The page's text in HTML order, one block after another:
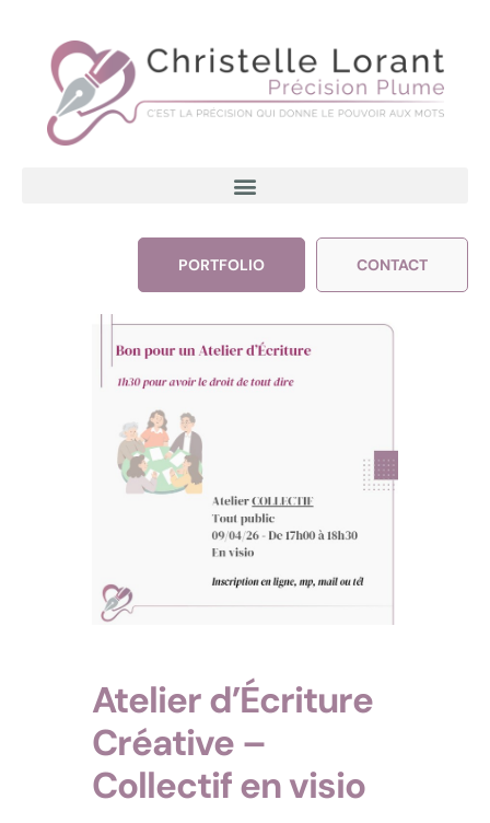
PORTFOLIO CONTACT
Atelier d’Écriture
Créative –
Collectif en visio